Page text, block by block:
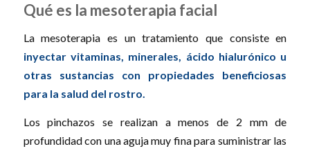
Qué es la mesoterapia facial
La mesoterapia es un tratamiento que consiste en
inyectar vitaminas, minerales, ácido hialurónico u
otras sustancias con propiedades beneficiosas
para la salud del rostro.
Los pinchazos se realizan a menos de 2 mm de
profundidad con una aguja muy fina para suministrar las